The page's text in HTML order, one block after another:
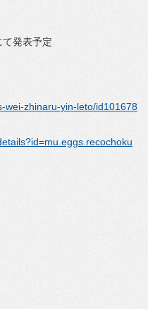
発表予定
wei-zhinaru-yin-leto/id101678